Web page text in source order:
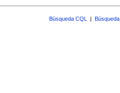
Búsqueda CQL